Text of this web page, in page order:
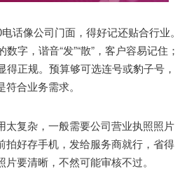
像公司门面，得好记还贴合行业。
字，谐音“发”“散”，客户容易记住；
得正规。预算够可选连号或豹子号，
合业务需求。
复杂，一般需要公司营业执照照片
拍好存手机，发给服务商就行，省得
要清晰，不然可能审核不过。